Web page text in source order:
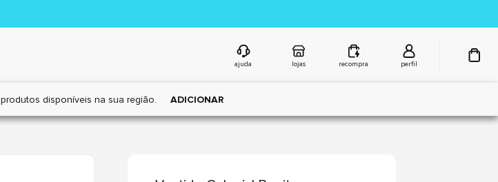
ajuda lojas recompra perfil
produtos disponíveis na sua região. ADICIONAR